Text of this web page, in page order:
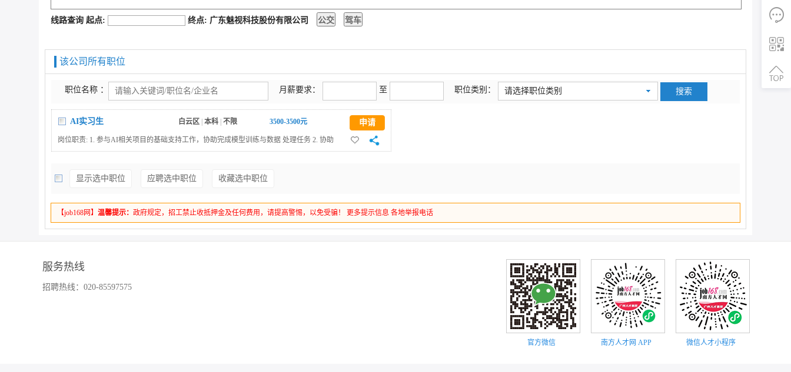
线路查询 起点: 终点: 广东魅视科技股份有限公司
该公司所有职位
职位名称 ： 月薪要求： 至 职位类别： 请选择职位类别
AI实习生 白云区 本科 不限 3500-3500元
岗位职责: 1. 参与AI相关项目的基础支持工作，协助完成模型训练与数据 处理任务 2. 协助
进行数据的收集、整理与标注，确保数据质量满足训练 需求 3. 在指导下使用常用AI框架完
域有基本了解，具备一定的理论基础 2. 熟悉常见机器学习或深度学习框架者优先 3. 具备基
能力和责任心 学历要求：本科、硕士。
申请
显示选中职位 应聘选中职位 收藏选中职位
【job168网】 温馨提示： 政府规定，招工禁止收抵押金及任何费用，请提高警惕，以免受骗！ 更多提示信息 各地举报电话
服务热线
招聘热线：020-85597575
微信人才小程序
南方人才网 APP
官方微信
二维码